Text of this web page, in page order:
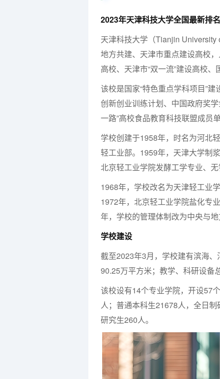
2023年天津科技大学全国最新排
天津科技大学（Tianjin
地方共建、天津市重点建设高校
高校、天津市“双一流”建设高校
该校是国家“特色重点学科项目”
创新创业训练计划、中国政府奖
一路”高校食品教育科技联盟成员
学校创建于1958年，时名为河北
轻工业部。1959年，天津大学制
北京轻工业学院发酵工学专业、
1968年，学校改名为天津轻工业
1972年，北京轻工业学院盐化专
年，学校的管理体制改为中央与
学校建设
截至2023年3月，学校建有滨海
90.25万平方米；教学、科研设备
该校设有14个专业学院，开设57
人；普通本科生21678人，全日
研究生260人。